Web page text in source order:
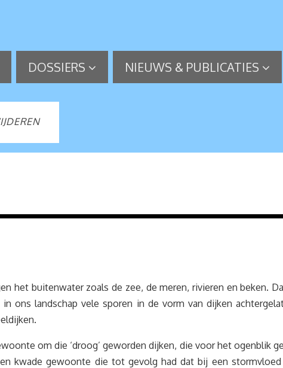
DOSSIERS NIEUWS & PUBLICATIES
het buitenwater zoals de zee, de meren, rivieren en beken.
ons landschap vele sporen in de vorm van dijken
om die ‘droog’ geworden dijken, die voor het ogenblik
kwade gewoonte die tot gevolg had dat bij een